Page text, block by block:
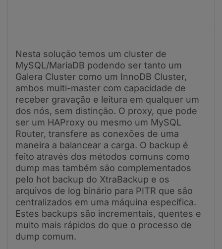
Nesta solução temos um cluster de
MySQL/MariaDB podendo ser tanto um
Galera Cluster como um InnoDB Cluster,
ambos multi-master com capacidade de
receber gravação e leitura em qualquer um
dos nós, sem distinção. O proxy, que pode
ser um HAProxy ou mesmo um MySQL
Router, transfere as conexões de uma
maneira a balancear a carga. O backup é
feito através dos métodos comuns como
dump mas também são complementados
pelo hot backup do XtraBackup e os
arquivos de log binário para PITR que são
centralizados em uma máquina específica.
Estes backups são incrementais, quentes e
muito mais rápidos do que o processo de
dump comum.